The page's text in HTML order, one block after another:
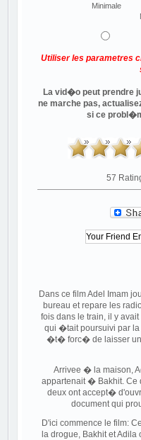
Minimale
Utiliser les parametres
La vid�o peut prendre
ne marche pas,
si ce
57
Dans ce film Adel Imam
bureau et repare les
fois dans le train, il y
qui �tait poursuivi par la
�t� forc� de laisser un
Arrivee � la maison,
appartenait � Bakhit. Ce
deux ont accept�
document qui
D'ici commence le film:
la drogue, Bakhit et